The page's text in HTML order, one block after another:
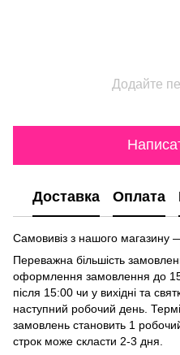
Додайте
Доставка Оплата
Самовивіз з нашого магазину
Переважна більшість
оформлення замовлення до
після 15:00 чи у вихідні та
наступний робочий день.
замовлень становить 1
строк може скласти 2-3 дня.